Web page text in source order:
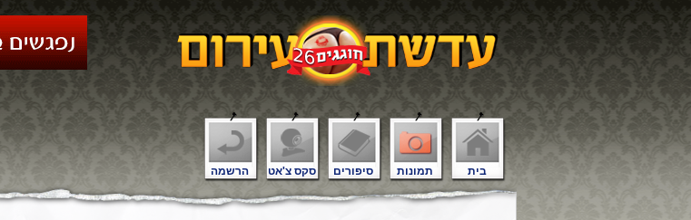
בית תמונות סיפורים סקס צ'אט הרשמה